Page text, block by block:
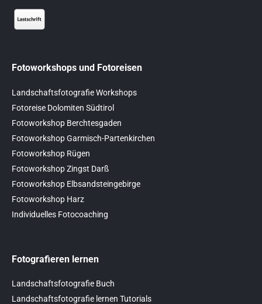
Fotoworkshops und Fotoreisen
Landschaftsfotografie Workshops
Fotoreise Dolomiten Südtirol
Fotoworkshop Berchtesgaden
Fotoworkshop Garmisch-Partenkirchen
Fotoworkshop Rügen
Fotoworkshop Zingst Darß
Fotoworkshop Elbsandsteingebirge
Fotoworkshop Harz
Individuelles Fotocoaching
Fotografieren lernen
Landschaftsfotografie Buch
Landschaftsfotografie lernen Tutorials